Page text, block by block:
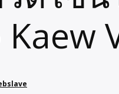
Kaew